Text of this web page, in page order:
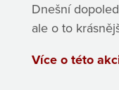
Dnešní
ale o to
Více o této